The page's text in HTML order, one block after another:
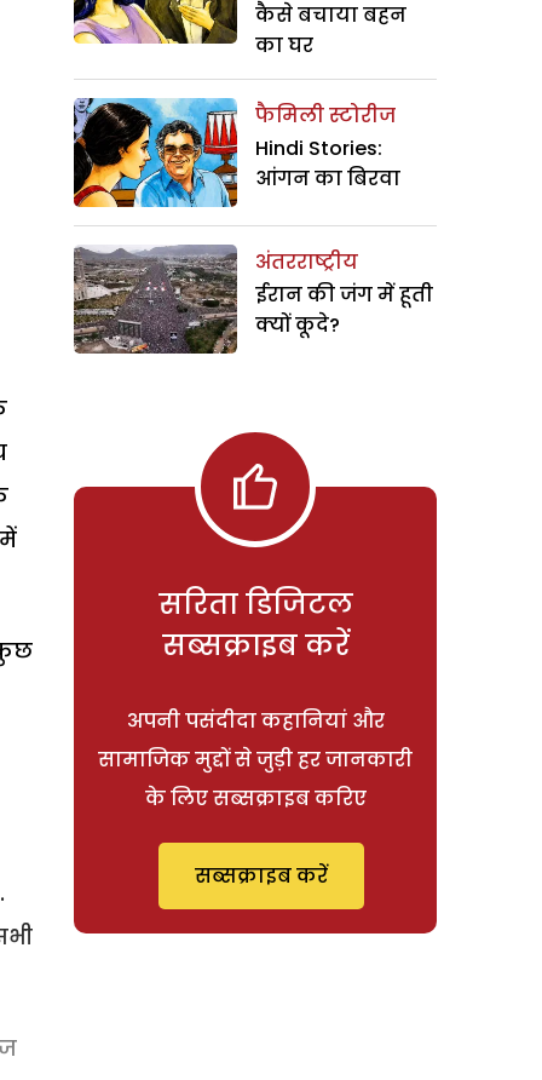
कुछ
कैसे बचाया बहन
का घर
फैमिली स्टोरीज
Hindi Stories:
आंगन का बिरवा
अंतरराष्ट्रीय
ईरान की जंग में हूती
क्यों कूदे?
सरिता डिजिटल
सब्सक्राइब करें
अपनी पसंदीदा कहानियां और
सामाजिक मुद्दों से जुड़ी हर जानकारी
के लिए सब्सक्राइब करिए
सब्सक्राइब करें